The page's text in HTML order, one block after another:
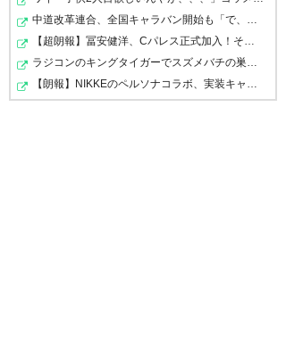
— GHB (GHBq96)2018, 12月
29
清水選手水戸にようこそ＼(^^)
／ 活躍期待してます(^-^)
https://t.co/eCfvNLggW1
— おだ。＠田向選手応援！
(ayuminwotasotu)2018, 12月
29